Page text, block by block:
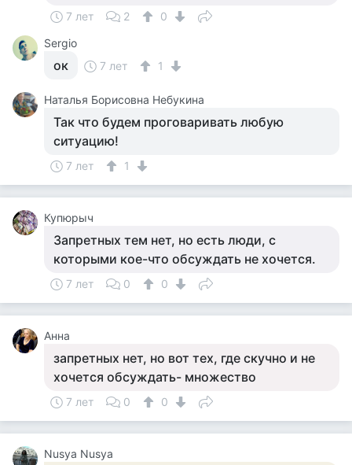
7 лет 2
0
Sergio
ок 7 лет 1
Наталья Борисовна Небукина
Так что будем проговаривать любую
ситуацию!
7 лет 1
Купюрыч
Запретных тем нет, но есть люди, с
которыми кое-что обсуждать не хочется.
7 лет 0 0
Анна
запретных нет, но вот тех, где скучно и не
хочется обсуждать- множество
7 лет 0 0
Nusya Nusya